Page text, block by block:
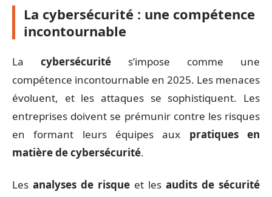
La cybersécurité : une compétence
incontournable
La cybersécurité s’impose comme une
compétence incontournable en 2025. Les menaces
évoluent, et les attaques se sophistiquent. Les
entreprises doivent se prémunir contre les risques
en formant leurs équipes aux pratiques en
matière de cybersécurité.
Les analyses de risque et les audits de sécurité